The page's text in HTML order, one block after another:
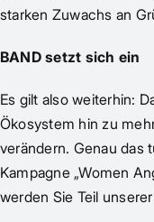
starken Zuwachs an
BAND setzt sich ein
Es gilt also weiterhin:
Ökosystem hin zu
verändern. Genau das
Kampagne „Women
werden Sie Teil